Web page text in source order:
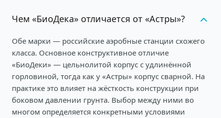
Чем «БиоДека» отличается от «Астры»?
Обе марки — российские аэробные станции схожего
класса. Основное конструктивное отличие
«БиоДеки» — цельнолитой корпус с удлинённой
горловиной, тогда как у «Астры» корпус сварной. На
практике это влияет на жёсткость конструкции при
боковом давлении грунта. Выбор между ними во
многом определяется конкретными условиями